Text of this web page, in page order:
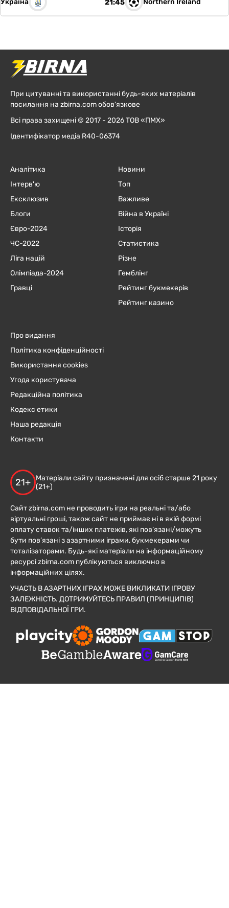
Україна 21:45 Northern Ireland
При цитуванні та використанні будь-яких матеріалів
посилання на zbirna.com обов'язкове
Всі права захищені © 2017 - 2026 ТОВ «ПМХ»
Ідентифікатор медіа R40-06374
Аналітика
Інтерв'ю
Ексклюзив
Блоги
Євро-2024
ЧC-2022
Ліга націй
Олімпіада-2024
Гравці
Новини
Топ
Важливе
Війна в Україні
Історія
Статистика
Різне
Гемблінг
Рейтинг букмекерів
Рейтинг казино
Про видання
Політика конфіденційності
Використання cookies
Угода користувача
Редакційна політика
Кодекс етики
Наша редакція
Контакти
21+
Матеріали сайту призначені для осіб старше 21 року
(21+)
Сайт zbirna.com не проводить ігри на реальні та/або
віртуальні гроші, також сайт не приймає ні в якій формі
оплату ставок та/інших платежів, які пов’язані/можуть
бути пов’язані з азартними іграми, букмекерами чи
тоталізаторами. Будь-які матеріали на інформаційному
ресурсі zbirna.com публікуються виключно в
інформаційних цілях.
УЧАСТЬ В АЗАРТНИХ ІГРАХ МОЖЕ ВИКЛИКАТИ ІГРОВУ
ЗАЛЕЖНІСТЬ. ДОТРИМУЙТЕСЬ ПРАВИЛ (ПРИНЦИПІВ)
ВІДПОВІДАЛЬНОЇ ГРИ.